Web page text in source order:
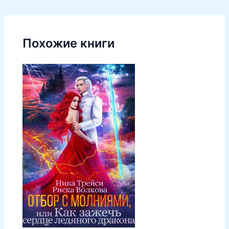
Похожие книги